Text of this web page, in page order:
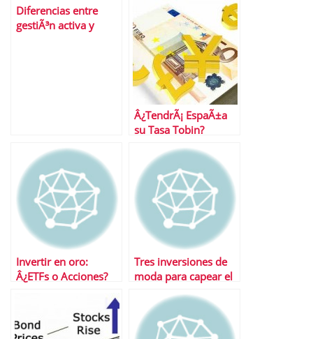
#bolsa
Diferencias entre
gestiÃ³n activa y
Â¿TendrÃ¡ EspaÃ±a
su Tasa Tobin?
Invertir en oro:
Â¿ETFs o Acciones?
Tres inversiones de
moda para capear el